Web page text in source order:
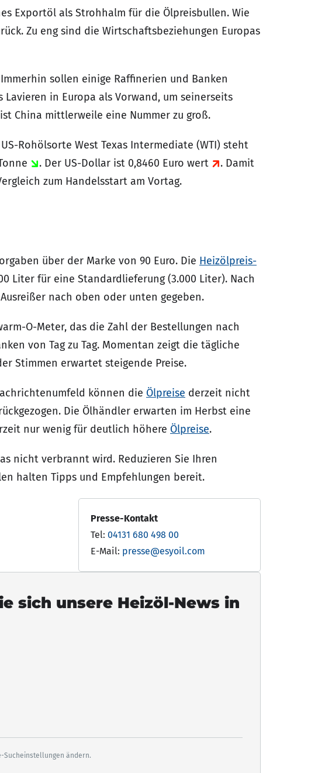
Exportöl als Strohhalm für die Ölpreisbullen. Wie
Zu eng sind die Wirtschaftsbeziehungen Europas
sollen einige Raffinerien und Banken
in Europa als Vorwand, um seinerseits
China mittlerweile eine Nummer zu groß.
Rohölsorte West Texas Intermediate (WTI) steht
. Der US-Dollar ist 0,8460 Euro wert
. Damit
zum Handelsstart am Vortag.
über der Marke von 90 Euro. Die Heizölpreis-
Liter für eine Standardlieferung (3.000 Liter). Nach
nach oben oder unten gegeben.
O-Meter, das die Zahl der Bestellungen nach
von Tag zu Tag. Momentan zeigt die tägliche
Stimmen erwartet steigende Preise.
können die Ölpreise derzeit nicht
Die Ölhändler erwarten im Herbst eine
nur wenig für deutlich höhere Ölpreise.
nicht verbrannt wird. Reduzieren Sie Ihren
halten Tipps und Empfehlungen bereit.
Presse-Kontakt
Tel: 04131 680 498 00
E-Mail: presse@esyoil.com
sich unsere Heizöl-News in
Sucheinstellungen ändern.